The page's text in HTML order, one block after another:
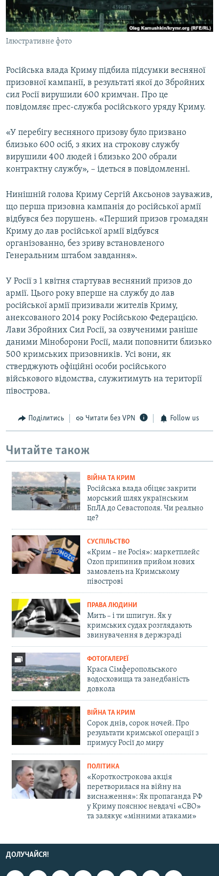
ВІДЕОУРОКИ «ELIFBE»
СВІДЧЕННЯ ОКУПАЦІЇ
УКРАЇНСЬКА ПРОБЛЕМА КРИМУ
Русский
Qırımtatar
Усі сайти RFE/RL
Ілюстративне фото
Російська влада Криму підбила підсумки весняної
призовної кампанії, в результаті якої до Збройних
сил Росії вирушили 600 кримчан. Про це
повідомляє прес-служба російського уряду Криму.
«У перебігу весняного призову було призвано
близько 600 осіб, з яких на строкову службу
вирушили 400 людей і близько 200 обрали
контрактну службу», – ідеться в повідомленні.
Нинішній голова Криму Сергій Аксьонов зауважив,
що перша призовна кампанія до російської армії
відбувся без порушень. «Перший призов громадян
Криму до лав російської армії відбувся
організованно, без зриву встановленого
Генеральним штабом завдання».
У Росії з 1 квітня стартував весняний призов до
армії. Цього року вперше на службу до лав
російської армії призивали жителів Криму,
анексованого 2014 року Російською Федерацією.
Лави Збройних Сил Росії, за озвученими раніше
даними Міноборони Росії, мали поповнити близько
500 кримських призовників. Усі вони, як
стверджують офіційні особи російського
військового відомства, служитимуть на території
півострова.
Поділитись Читати без VPN Follow us
Читайте також
ВІЙНА ТА КРИМ
Російська влада обіцяє закрити
морський шлях українським
БпЛА до Севастополя. Чи реально
це?
СУСПІЛЬСТВО
«Крим – не Росія»: маркетплейс
Ozon припинив прийом нових
замовлень на Кримському
півострові
ПРАВА ЛЮДИНИ
Мить – і ти шпигун. Як у
кримських судах розглядають
звинувачення в держзраді
ФОТОГАЛЕРЕЇ
Краса Сімферопольського
водосховища та занедбаність
довкола
ВІЙНА ТА КРИМ
Сорок днів, сорок ночей. Про
результати кримської операції з
примусу Росії до миру
ПОЛІТИКА
«Короткострокова акція
перетворилася на війну на
виснаження»: Як пропаганда РФ
у Криму пояснює невдачі «СВО»
та залякує «мінними атаками»
ДОЛУЧАЙСЯ!